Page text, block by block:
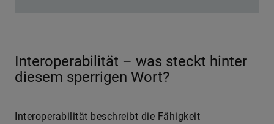
Interoperabilität – was steckt hinter
diesem sperrigen Wort?
Interoperabilität beschreibt die Fähigkeit